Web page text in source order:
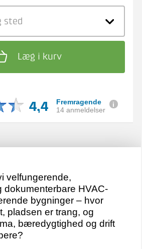
sted
Læg i kurv
4,4
Fremragende
14 anmeldelser
velfungerende,
dokumenterbare HVAC-
bygninger – hvor
pladsen er trang, og
bæredygtighed og drift